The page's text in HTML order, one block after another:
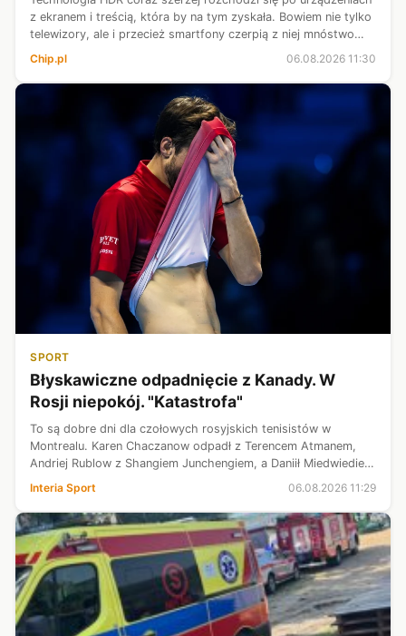
z ekranem i treścią, która by na tym zyskała. Bowiem nie tylko
telewizory, ale i przecież smartfony czerpią z niej mnóstwo
zalet i coraz częściej aparaty fotograficzne, a zdjęcia z nich
rozk...
Chip.pl 06.08.2026 11:30
SPORT
Błyskawiczne odpadnięcie z Kanady. W
Rosji niepokój. "Katastrofa"
To są dobre dni dla czołowych rosyjskich tenisistów w
Montrealu. Karen Chaczanow odpadł z Terencem Atmanem,
Andriej Rublow z Shangiem Junchengiem, a Daniił Miedwiediew
z Boticem Van De Zandschulpem. Sytuacja zwycięzcy US Open
2021 martwi "Sport-Expre...
Interia Sport 06.08.2026 11:29